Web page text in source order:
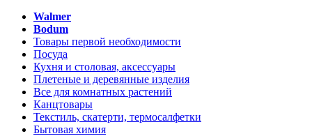
Walmer
Bodum
Товары первой необходимости
Посуда
Кухня и столовая, аксессуары
Плетеные и деревянные изделия
Все для комнатных растений
Канцтовары
Текстиль, скатерти, термосалфетки
Бытовая химия